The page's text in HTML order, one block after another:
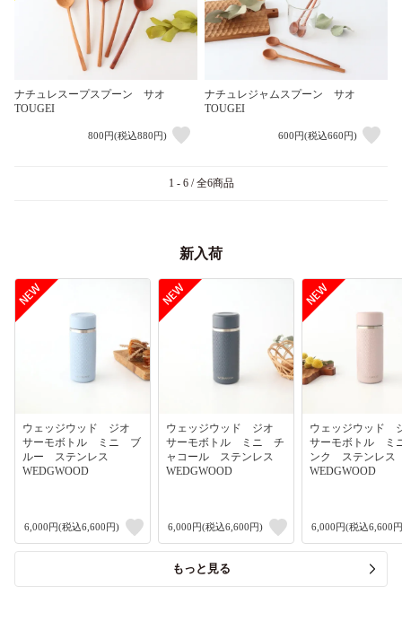
ナチュレスープスプーン サオ
TOUGEI
800円(税込880円)
ナチュレジャムスプーン サオ
TOUGEI
600円(税込660円)
1 - 6 / 全6商品
新入荷
ウェッジウッド ジオ
サーモボトル ミニ ブ
ルー ステンレス
WEDGWOOD
6,000円(税込6,600円)
ウェッジウッド ジオ
サーモボトル ミニ チ
ャコール ステンレス
WEDGWOOD
6,000円(税込6,600円)
ウェッジウッド
サーモボトル
ンク ステンレ
WEDGWOOD
6,000円(税込6,600
もっと見る